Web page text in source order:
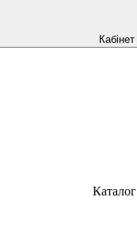
Кабінет
Каталог